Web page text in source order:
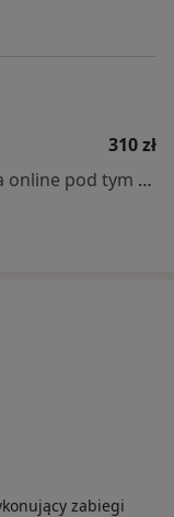
310 zł
Specjalista nie oferuje umawiania online pod tym adresem.
zabiegi